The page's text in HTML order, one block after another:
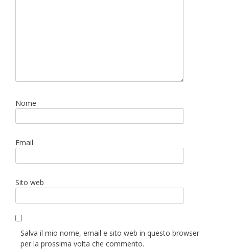
Nome
Email
Sito web
Salva il mio nome, email e sito web in questo browser
per la prossima volta che commento.